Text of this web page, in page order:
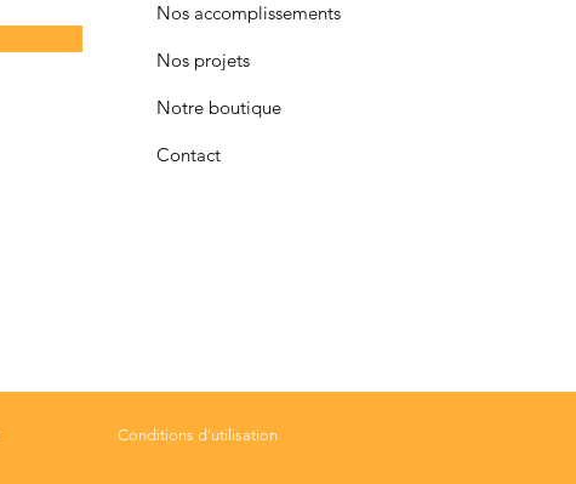
Nos accomplissements
Nos projets
Notre boutique
Contact
Conditions d'utilisation